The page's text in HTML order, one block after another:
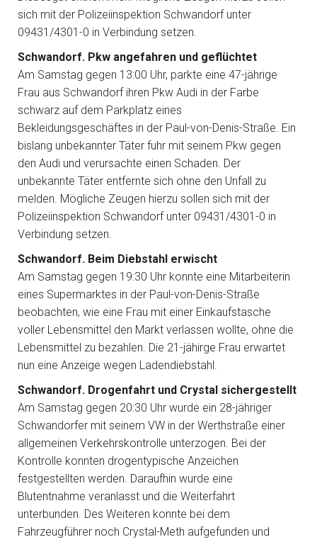
sich mit der Polizeiinspektion Schwandorf unter
09431/4301-0 in Verbindung setzen.
Schwandorf. Pkw angefahren und geflüchtet
Am Samstag gegen 13:00 Uhr, parkte eine 47-jährige
Frau aus Schwandorf ihren Pkw Audi in der Farbe
schwarz auf dem Parkplatz eines
Bekleidungsgeschäftes in der Paul-von-Denis-Straße. Ein
bislang unbekannter Täter fuhr mit seinem Pkw gegen
den Audi und verursachte einen Schaden. Der
unbekannte Täter entfernte sich ohne den Unfall zu
melden. Mögliche Zeugen hierzu sollen sich mit der
Polizeiinspektion Schwandorf unter 09431/4301-0 in
Verbindung setzen.
Schwandorf. Beim Diebstahl erwischt
Am Samstag gegen 19:30 Uhr konnte eine Mitarbeiterin
eines Supermarktes in der Paul-von-Denis-Straße
beobachten, wie eine Frau mit einer Einkaufstasche
voller Lebensmittel den Markt verlassen wollte, ohne die
Lebensmittel zu bezahlen. Die 21-jähirge Frau erwartet
nun eine Anzeige wegen Ladendiebstahl.
Schwandorf. Drogenfahrt und Crystal sichergestellt
Am Samstag gegen 20:30 Uhr wurde ein 28-jähriger
Schwandorfer mit seinem VW in der Werthstraße einer
allgemeinen Verkehrskontrolle unterzogen. Bei der
Kontrolle konnten drogentypische Anzeichen
festgestellten werden. Daraufhin wurde eine
Blutentnahme veranlasst und die Weiterfahrt
unterbunden. Des Weiteren konnte bei dem
Fahrzeugführer noch Crystal-Meth aufgefunden und